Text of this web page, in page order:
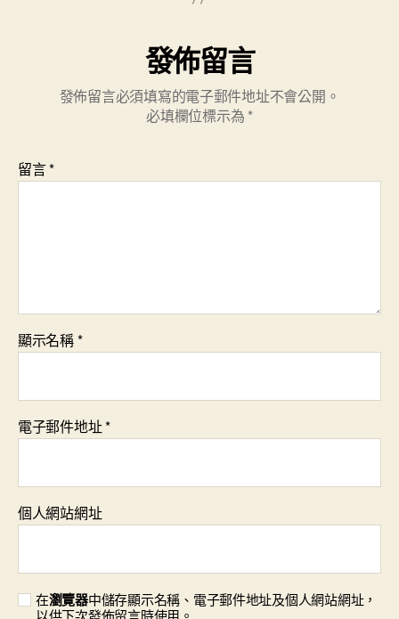
發佈留言
發佈留言必須填寫的電子郵件地址不會公開。
必填欄位標示為 *
留言*
顯示名稱*
電子郵件地址*
個人網站網址
在瀏覽器中儲存顯示名稱、電子郵件地址及個人網站網址，
以供下次發佈留言時使用。